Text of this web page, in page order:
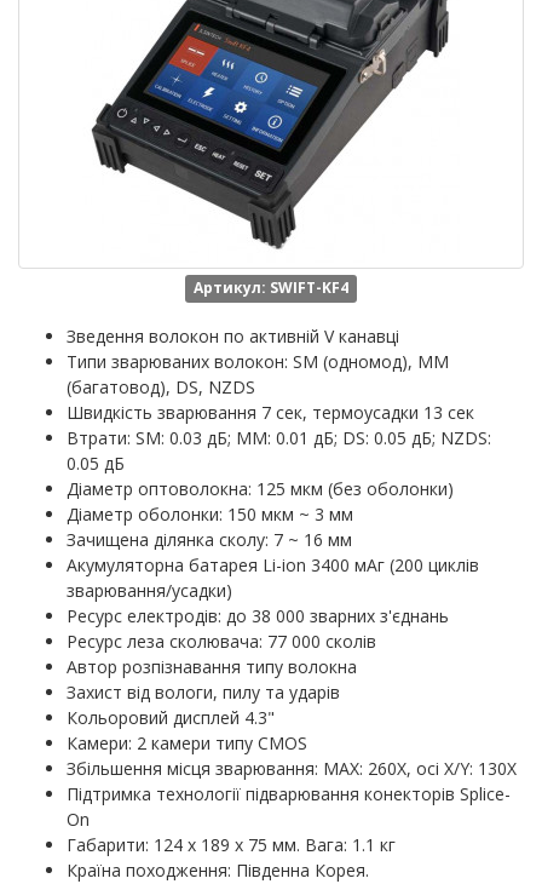
Артикул: SWIFT-KF4
Зведення волокон по активній V канавці
Типи зварюваних волокон: SM (одномод), MM
(багатовод), DS, NZDS
Швидкість зварювання 7 сек, термоусадки 13 сек
Втрати: SM: 0.03 дБ; MM: 0.01 дБ; DS: 0.05 дБ; NZDS:
0.05 дБ
Діаметр оптоволокна: 125 мкм (без оболонки)
Діаметр оболонки: 150 мкм ~ 3 мм
Зачищена ділянка сколу: 7 ~ 16 мм
Акумуляторна батарея Li-ion 3400 мАг (200 циклів
зварювання/усадки)
Ресурс електродів: до 38 000 зварних з'єднань
Ресурс леза сколювача: 77 000 сколів
Автор розпізнавання типу волокна
Захист від вологи, пилу та ударів
Кольоровий дисплей 4.3"
Камери: 2 камери типу CMOS
Збільшення місця зварювання: MAX: 260X, осі X/Y: 130X
Підтримка технології підварювання конекторів Splice-
On
Габарити: 124 х 189 х 75 мм. Вага: 1.1 кг
Країна походження: Південна Корея.